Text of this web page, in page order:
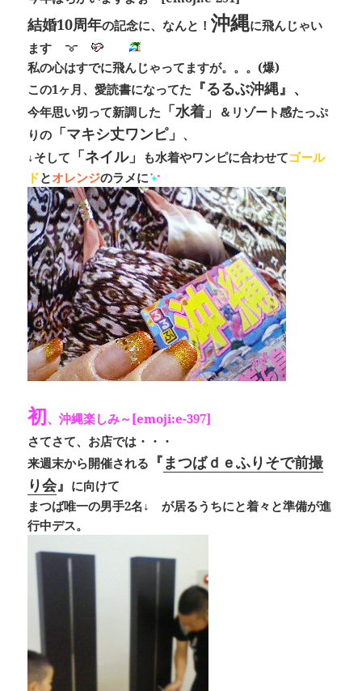
結婚10周年の記念に、なんと！沖縄に飛んじゃい
ます
私の心はすでに飛んじゃってますが。。。(爆)
この1ヶ月、愛読書になってた 『るるぶ沖縄』、
今年思い切って新調した 「水着」
＆リゾート感たっぷ
りの 「マキシ丈ワンピ」 、
↓そして 「ネイル」 も水着やワンピに合わせてゴール
ドとオレンジのラメに
初、沖縄楽しみ～[emoji:e-397]
さてさて、お店では・・・
来週末から開催される 『まつばｄｅふりそで前撮
り会』 に向けて
まつば唯一の男手2名↓ が居るうちにと着々と準備が進
行中デス。